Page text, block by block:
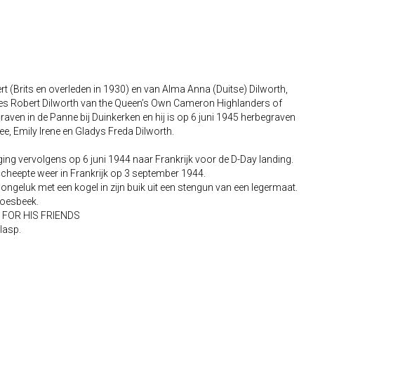
en overleden in 1930) en van Alma Anna (Duitse) Dilworth,
Robert Dilworth van the Queen’s Own Cameron Highlanders of
in de Panne bij Duinkerken en hij is op 6 juni 1945 herbegraven
Emily Irene en Gladys Freda Dilworth.
vervolgens op 6 juni 1944 naar Frankrijk voor de D-Day landing.
weer in Frankrijk op 3 september 1944.
met een kogel in zijn buik uit een stengun van een legermaat.
HIS FRIENDS